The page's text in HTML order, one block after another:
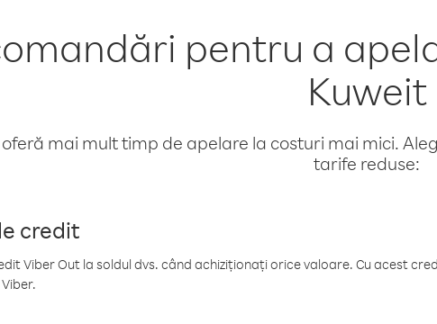
pentru a
Kuweit
mai mult timp de apelare la costuri mai mici.
tarife reduse:
credit
Viber Out la soldul dvs. când achiziționați orice valoare. Cu acest